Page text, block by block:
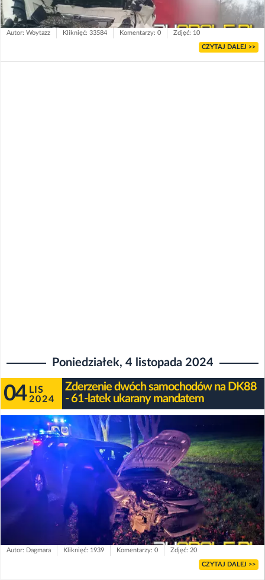
Autor: Woytazz Kliknięć: 33584 Komentarzy: 0 Zdjęć: 10
CZYTAJ DALEJ >>
Poniedziałek, 4 listopada 2024
04 LIS
2024
Zderzenie dwóch samochodów na DK88
- 61-latek ukarany mandatem
Autor: Dagmara Kliknięć: 1939 Komentarzy: 0 Zdjęć: 20
CZYTAJ DALEJ >>